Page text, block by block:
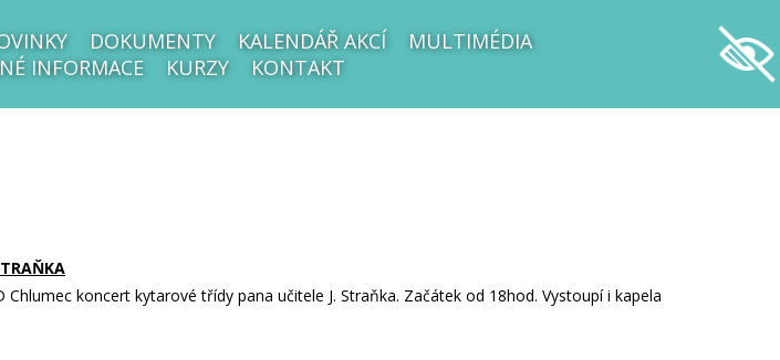
DOKUMENTY KALENDÁŘ AKCÍ
MULTIMÉDIA
INFORMACE
KURZY KONTAKT
Chlumec koncert kytarové třídy pana učitele J. Straňka. Začátek od 18hod. Vystoupí i kapela